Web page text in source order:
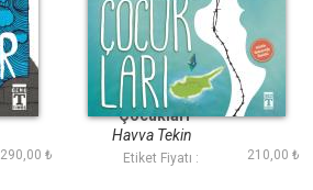
290,00 ₺
Yeşil Adanın
Çocukları
Havva Tekin
Etiket Fiyatı : 210,00 ₺